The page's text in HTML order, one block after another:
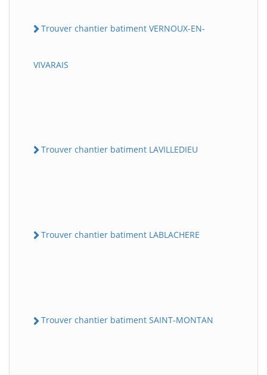
Trouver chantier batiment VERNOUX-EN-
VIVARAIS
Trouver chantier batiment LAVILLEDIEU
Trouver chantier batiment LABLACHERE
Trouver chantier batiment SAINT-MONTAN